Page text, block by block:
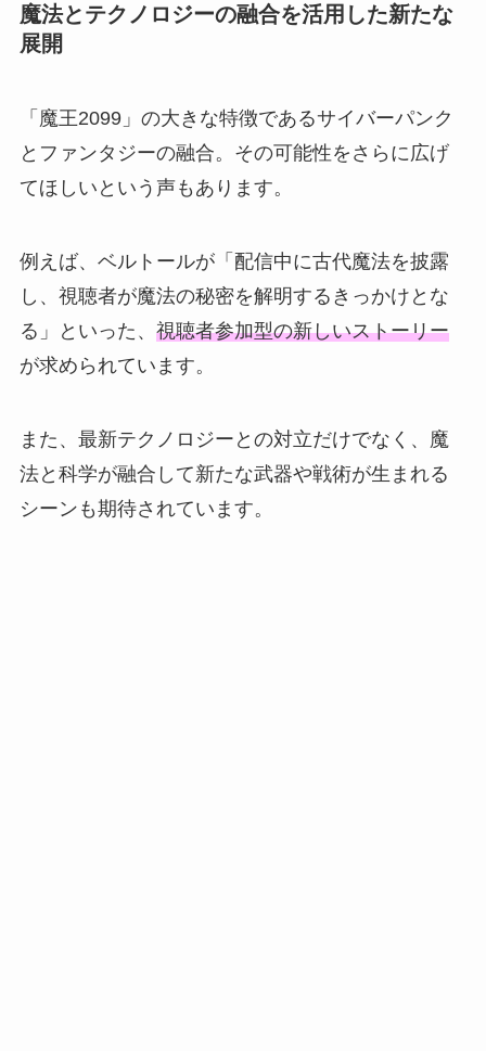
魔法とテクノロジーの融合を活用した新たな
展開
「魔王2099」の大きな特徴であるサイバーパンク
とファンタジーの融合。その可能性をさらに広げ
てほしいという声もあります。
例えば、ベルトールが「配信中に古代魔法を披露
し、視聴者が魔法の秘密を解明するきっかけとな
る」といった、 視聴者参加型の新しいストーリー
が求められています。
また、最新テクノロジーとの対立だけでなく、魔
法と科学が融合して新たな武器や戦術が生まれる
シーンも期待されています。